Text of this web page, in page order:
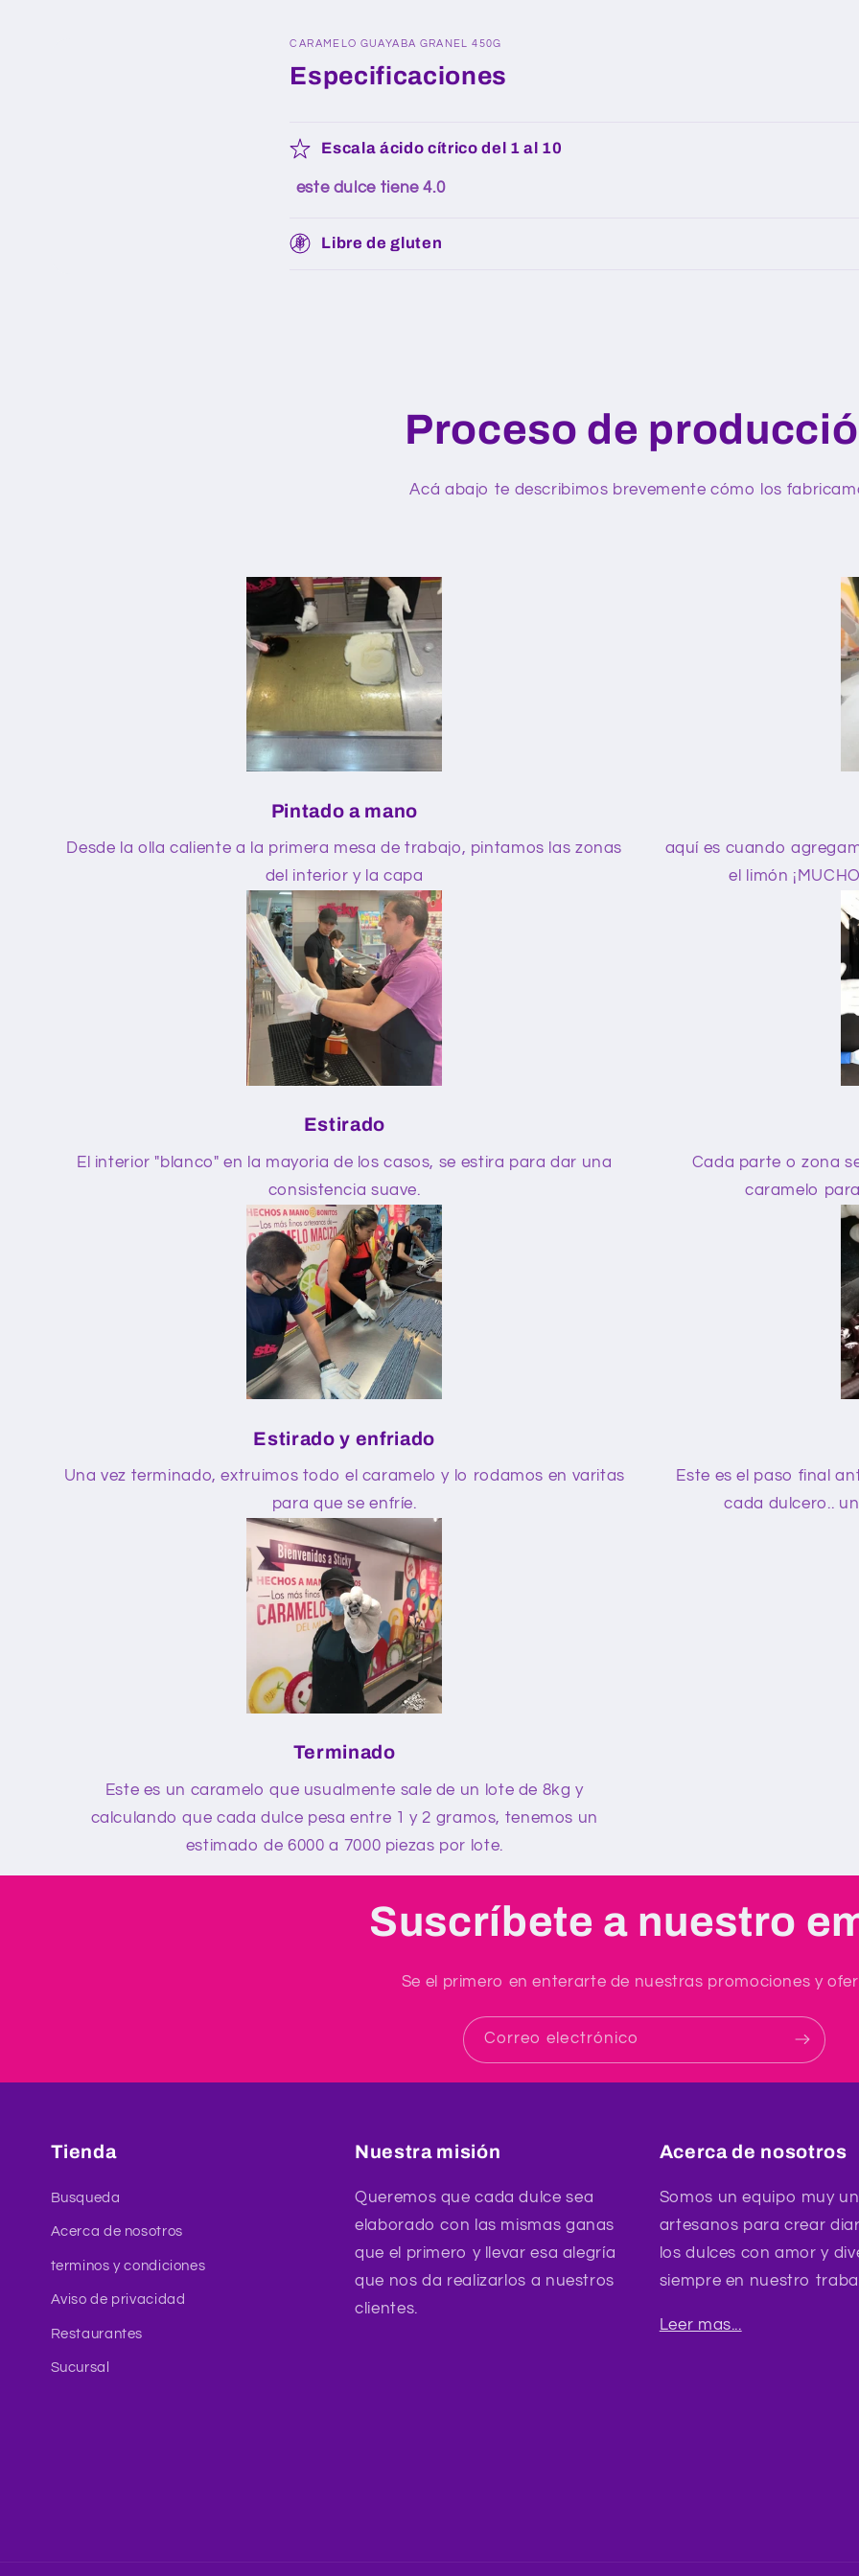
CARAMELO GUAYABA GRANEL 450G
Especificaciones
Escala ácido cítrico del 1 al 10
este dulce tiene4.0
Libre de gluten
Proceso de
Acá abajo te describimos brevemente cómo los
Pintado a mano
Desde la olla caliente a la primera mesa de trabajo, pintamos las zonas
del interior y la capa
aquí es cuando
el limón
Estirado
El interior "blanco" en la mayoria de los casos, se estira para dar una
consistencia suave.
Cada parte o zona
caramelo
Estirado y enfriado
Una vez terminado, extruimos todo el caramelo y lo rodamos en varitas
para que se enfríe.
Este es el paso final
cada dulcero..
Terminado
Este es un caramelo que usualmente sale de un lote de 8kg y
calculando que cada dulce pesa entre 1 y 2 gramos, tenemos un
estimado de 6000 a 7000 piezas por lote.
Suscríbete a nuestro
Se el primero en enterarte de nuestras promociones y
Correo electrónico
Tienda
Busqueda
Acerca de nosotros
terminos y condiciones
Aviso de privacidad
Restaurantes
Sucursal
Nuestra misión
Queremos que cada dulce sea
elaborado con las mismas ganas
que el primero y llevar esa alegría
que nos da realizarlos a nuestros
clientes.
Acerca de nosotros
Somos un equipo muy
artesanos para crear
los dulces con amor y
siempre en nuestro
Leer mas...